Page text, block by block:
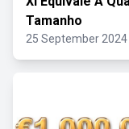
Tamanho
25 September 2024